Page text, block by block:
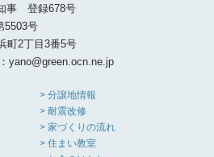
事 登録678号
5503号
町2丁目3番5号
yano@green.ocn.ne.jp
> 分譲地情報
> 耐震改修
> 家づくりの流れ
> 住まい教室